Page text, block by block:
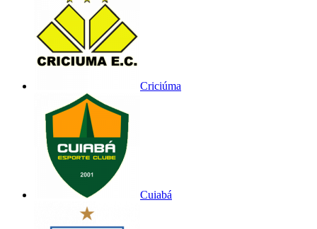
Criciúma
Cuiabá